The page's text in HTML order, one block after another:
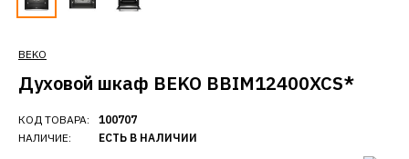
BEKO
Духовой шкаф BEKO BBIM12400XCS*
КОД ТОВАРА:
НАЛИЧИЕ:
100707
ЕСТЬ В НАЛИЧИИ